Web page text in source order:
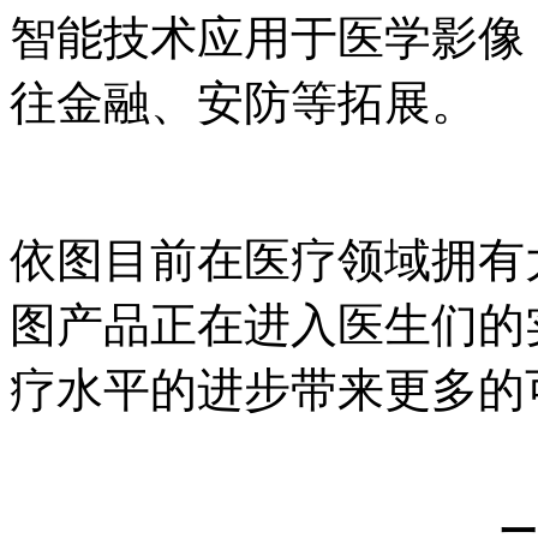
智能技术应用于医学影
往金融、安防等拓展。
依图目前在医疗领域拥
图产品正在进入医生们
疗水平的进步带来更多